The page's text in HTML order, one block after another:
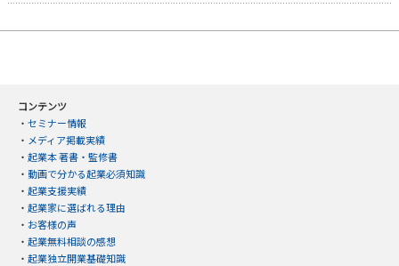
コンテンツ
・ セミナー情報
・ メディア掲載実績
・ 起業本 著書・監修書
・ 動画で分かる起業必須知識
・ 起業支援実績
・ 起業家に選ばれる理由
・ お客様の声
・ 起業無料相談の感想
・ 起業独立開業基礎知識